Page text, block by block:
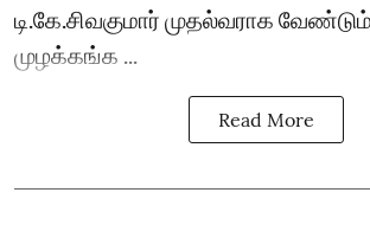
டி.கே.சிவகுமார் முதல்வராக
முழக்கங்க ...
Read More